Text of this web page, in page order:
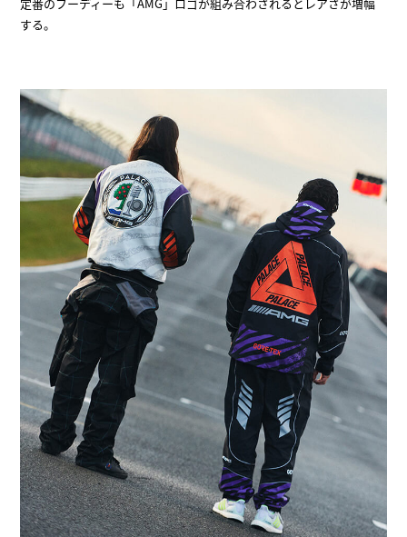
定番のフーディーも「AMG」ロゴが組み合わされるとレアさが増幅
する。